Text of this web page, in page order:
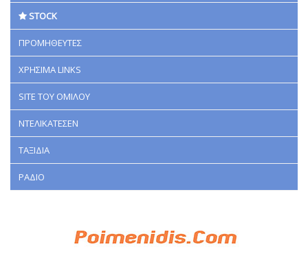
STOCK
ΠΡΟΜΗΘΕΥΤΕΣ
ΧΡΗΣΙΜΑ LINKS
SITE ΤΟΥ ΟΜΙΛΟΥ
ΝΤΕΛΙΚΑΤΕΣΕΝ
ΤΑΞΙΔΙΑ
ΡΑΔΙΟ